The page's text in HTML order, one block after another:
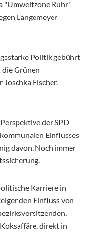
"Umweltzone Ruhr"
Langemeyer
Politik gebührt
die Grünen
Fischer.
der SPD
Einflusses
davon. Noch immer
Karriere in
Einfluss von
direkt in